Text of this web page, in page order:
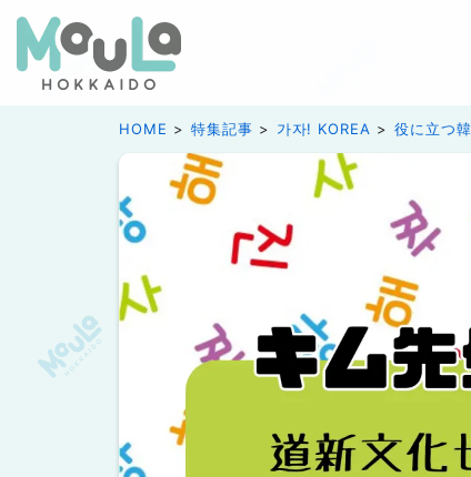
HOME 特集記事 가자! KOREA 役に立つ